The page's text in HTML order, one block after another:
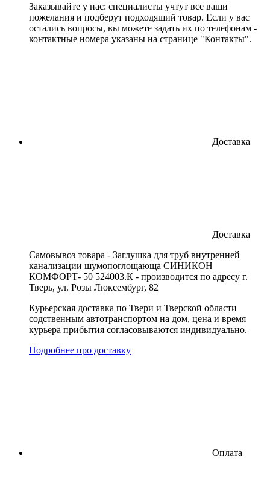
Заказывайте у нас: специалисты учтут все ваши
пожелания и подберут подходящий товар. Если у вас
остались вопросы, вы можете задать их по телефонам -
контактные номера указаны на странице "Контакты".
Доставка
Доставка
Cамовывоз товара - Заглушка для труб внутренней
канализации шумопоглощающа СИНИКОН
КОМФОРТ- 50 524003.К - производится по адресу г.
Тверь, ул. Розы Люксембург, 82
Курьерская доставка по Твери и Тверской области
содственным автотранспортом на дом, цена и время
курьера прибытия согласовываются индивидуально.
Подробнее про доставку
Оплата